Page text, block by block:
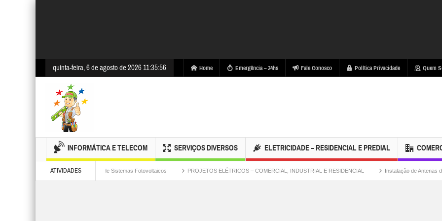
quinta-feira, 6 de agosto de 2026 11:35:56 Home Emergência – 24hs Fale Conosco Política Privacidade Quem
INFORMÁTICA E TELECOM SERVIÇOS DIVERSOS ELETRICIDADE – RESIDENCIAL E PREDIAL
ATIVIDADES
Projeto e Instalação de Sistemas Fotovoltaicos PROJETOS ELÉTRICOS – COMERCIAL, INDUSTRIAL E RESIDENCIAL Instalação de Antenas de TV /